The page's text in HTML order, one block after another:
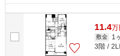
11.4万
敷金 1
3階 /